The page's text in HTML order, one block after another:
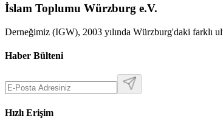
İslam Toplumu Würzburg e.V.
Derneğimiz (IGW), 2003 yılında Würzburg'daki farklı
Haber Bülteni
Hızlı Erişim